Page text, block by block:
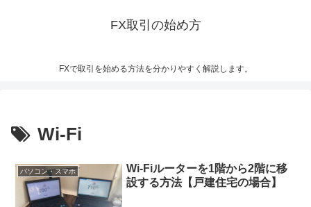
FX取引の始め方
FXで取引を始める方法を分かりやすく解説します。
Wi-Fi
パソコン・スマホ
Wi-Fiルーターを1階から2階に移
設する方法【戸建住宅の場合】